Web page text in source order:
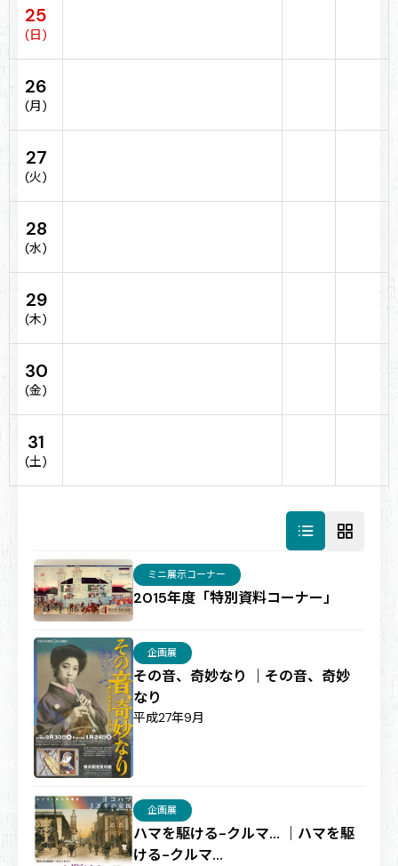
25
(日)
26
(月)
27
(火)
28
(水)
29
(木)
30
(金)
31
(土)
2015年度「特別資料コーナー」
ミニ展示コーナー
その音、奇妙なり ｜その音、奇妙
なり
企画展
平成27年9月
ハマを駆ける-クルマ… ｜ハマを駆
ける-クルマ…
企画展